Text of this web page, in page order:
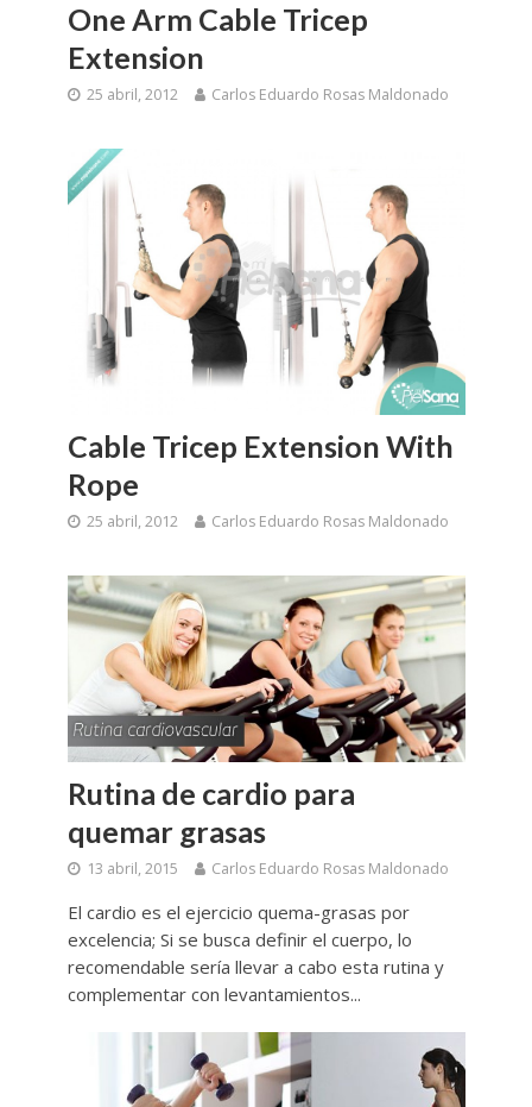
One Arm Cable Tricep
Extension
25 abril, 2012 Carlos Eduardo Rosas Maldonado
Cable Tricep Extension With
Rope
25 abril, 2012 Carlos Eduardo Rosas Maldonado
Rutina de cardio para
quemar grasas
13 abril, 2015 Carlos Eduardo Rosas Maldonado
El cardio es el ejercicio quema-grasas por
excelencia; Si se busca definir el cuerpo, lo
recomendable sería llevar a cabo esta rutina y
complementar con levantamientos...